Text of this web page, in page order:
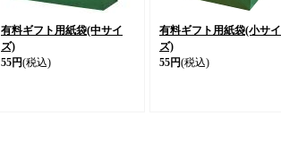
有料ギフト用紙袋(中サイ
ズ)
55円(税込)
有料ギフト用紙袋(小サイ
ズ)
55円(税込)